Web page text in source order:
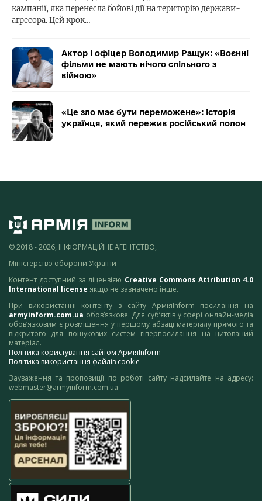
кампанії, яка перенесла бойові дії на територію держави-
агресора. Цей крок…
Актор і офіцер Володимир Ращук: «Воєнні
фільми не мають нічого спільного з
війною»
«Це зло має бути переможене»: історія
українця, який пережив російський полон
© 2018 - 2026, ІНФОРМАЦІЙНЕ АГЕНТСТВО,
Міністерство оборони України
Контент доступний за ліцензією Creative Commons Attribution 4.0
International license якщо не зазначено інше.
При використанні контенту з сайту АрміяInform посилання на
armyinform.com.ua обов’язкове. Для суб’єктів у сфері онлайн-медіа
обов’язковим є розміщення у першому абзаці матеріалу прямого та
відкритого для пошукових систем гіперпосилання на цитований
матеріал.
Політика користування сайтом АрміяInform
Політика використання файлів cookie
Зауваження та пропозиції по роботі сайту надсилайте на адресу:
webmaster@armyinform.com.ua